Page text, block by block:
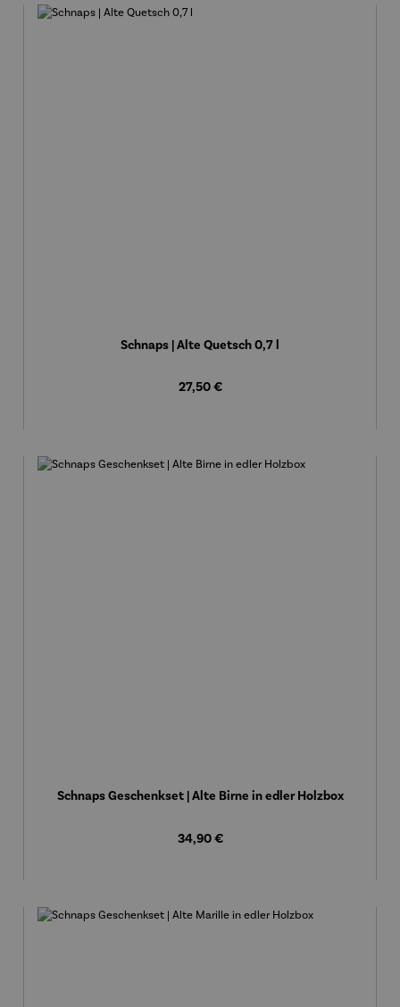
Schnaps | Alte Quetsch 0,7 l
Regulärer Preis:
27,50 €
Schnaps Geschenkset | Alte Birne in edler Holzbox
Regulärer Preis:
34,90 €